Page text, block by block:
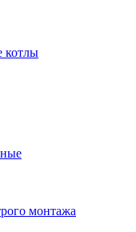
котлы
монтажа